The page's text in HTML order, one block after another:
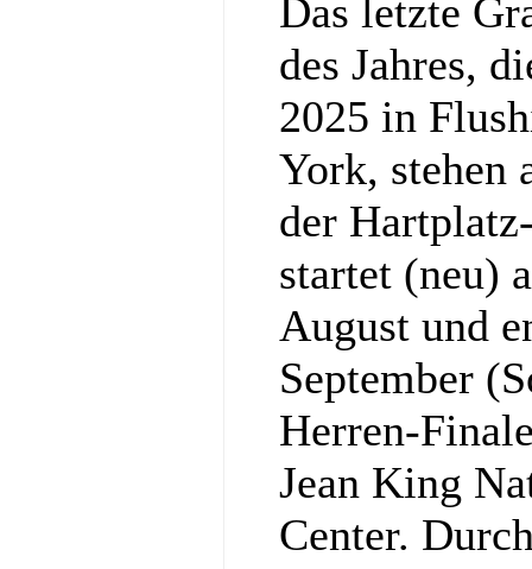
Das letzte
des Jahres,
2025 in
York, stehen
der
startet (neu)
August und
September
Herren-
Jean King
Center.